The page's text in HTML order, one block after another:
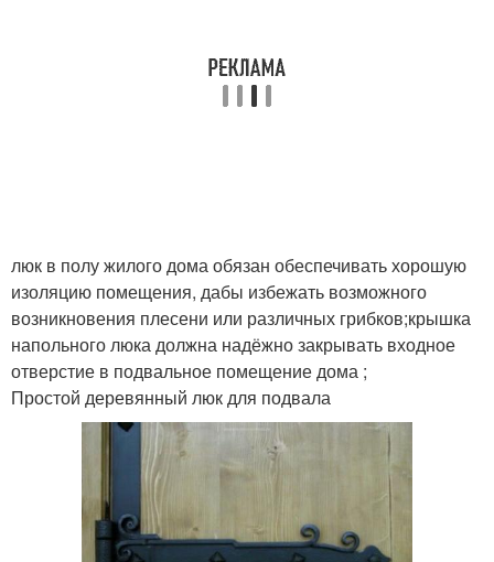
люк в полу жилого дома обязан обеспечивать хорошую
изоляцию помещения, дабы избежать возможного
возникновения плесени или различных грибков;крышка
напольного люка должна надёжно закрывать входное
отверстие в подвальное помещение дома ;
Простой деревянный люк для подвала